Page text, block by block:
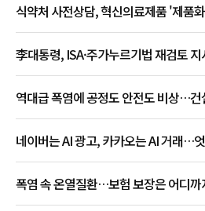
식약처 사전상담, 혁신의료제품 '제품
李대통령, ISA·주가누르기법 재검토
역대급 폭염에 공정도 안전도 비상…건
네이버는 AI 광고, 카카오는 AI 거래…
폭염 속 온열질환…보험 보장은 어디까